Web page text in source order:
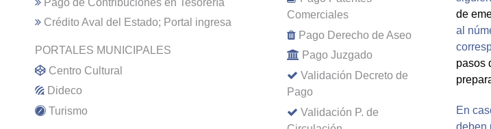
Crédito Aval del Estado; Portal ingresa
PORTALES MUNICIPALES
Centro Cultural
Dideco
Turismo
Comerciales
Pago Derecho de Aseo
Pago Juzgado
Validación Decreto de
Pago
Validación P. de
de
al
pasos
En
deben